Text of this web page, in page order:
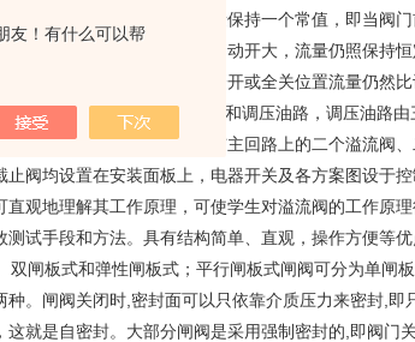
友！有什么可以帮
可以有效地控制通过的流量保持一个常值，即当阀
之，当压差减小时，阀门自动开大，流量仍照保持
外的压头，此时阀门打到全开或全关位置流量仍然比
壳、控制面板、油泵、油箱和调压油路，调压油路
条支路由截止阀控制分别与主回路上的二个溢流阀
阀均设置在安装面板上，电器开关及各方案图设于
观地理解其工作原理，可使学生对溢流阀的工作原
试手段和方法。具有结构简单、直观，操作方便等优
双闸板式和弹性闸板式；平行闸板式闸阀可分为单闸
。闸阀关闭时,密封面可以只依靠介质压力来密封,即
就是自密封。大部分闸阀是采用强制密封的,即阀门